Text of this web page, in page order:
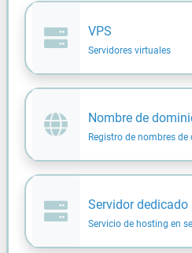
VPS
Servidores virtuales
Nombre de
Registro de nombres
Servidor dedicado
Servicio de hosting en